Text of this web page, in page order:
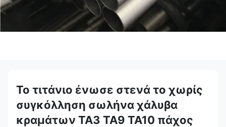
Το τιτάνιο ένωσε στενά το χωρίς
συγκόλληση σωλήνα χάλυβα
κραμάτων TA3 TA9 TA10 πάχος